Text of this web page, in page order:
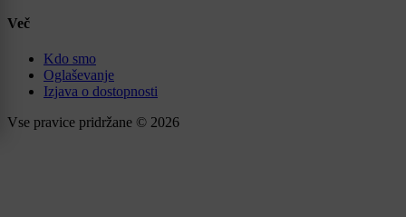
Več
Kdo smo
Oglaševanje
Izjava o dostopnosti
Vse pravice pridržane © 2026